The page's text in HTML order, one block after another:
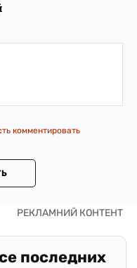
комментировать
последних